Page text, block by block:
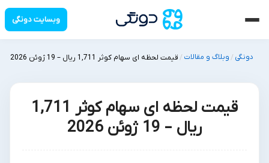
وبسایت دونگی
دونگی /وبلاگ و مقالات /قیمت لحظه ای سهام کوثر 1,711 ریال – 19 ژوئن 2026
قیمت لحظه ای سهام کوثر 1,711
ریال – 19 ژوئن 2026